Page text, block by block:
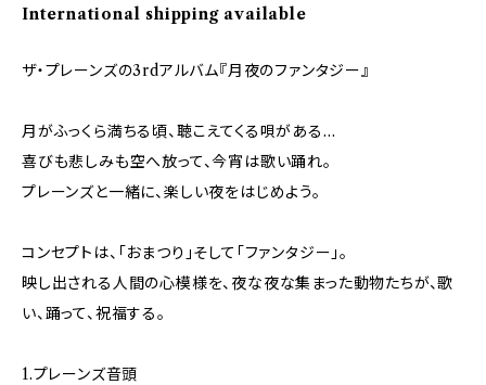
International shipping available
ザ・プレーンズの3rdアルバム『月夜のファンタジー』
月がふっくら満ちる頃、聴こえてくる唄がある…
喜びも悲しみも空へ放って、今宵は歌い踊れ。
プレーンズと一緒に、楽しい夜をはじめよう。
コンセプトは、「おまつり」そして「ファンタジー」。
映し出される人間の心模様を、夜な夜な集まった動物たちが、歌
い、踊って、祝福する。
1.プレーンズ音頭